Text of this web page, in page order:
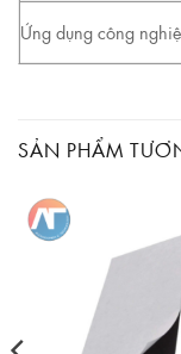
Ứng dụng công
SẢN PHẨM